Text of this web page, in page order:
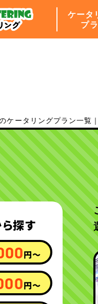
ケータ
プ
ケータリングプラン一覧
探す
円〜
円〜